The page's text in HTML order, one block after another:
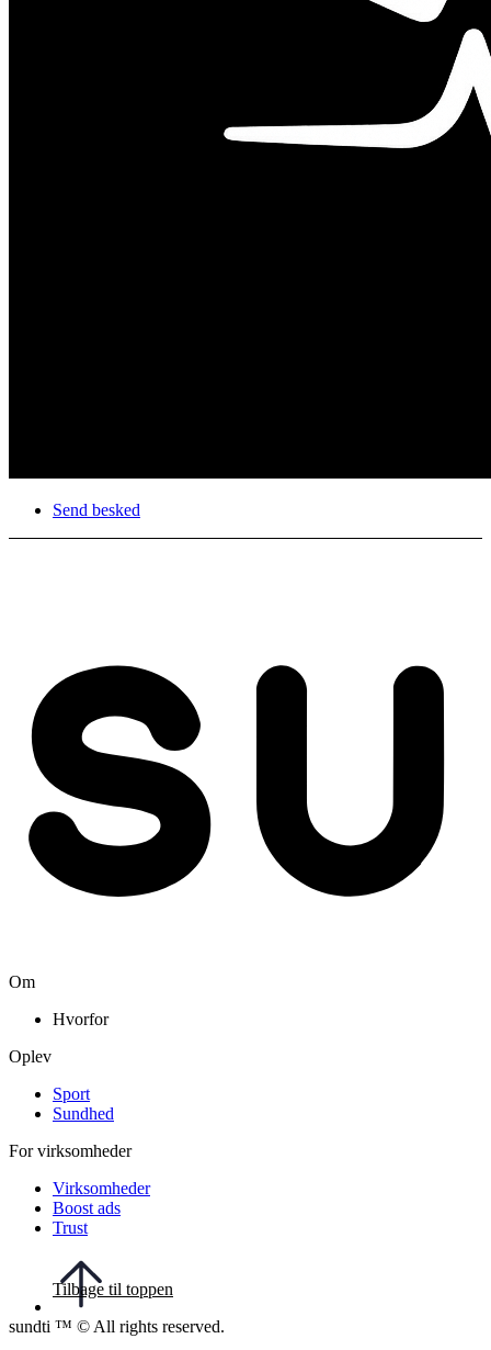
Send besked
Om
Hvorfor
Oplev
Sport
Sundhed
For virksomheder
Virksomheder
Boost ads
Trust
Tilbage til toppen
sundti ™ © All rights reserved.